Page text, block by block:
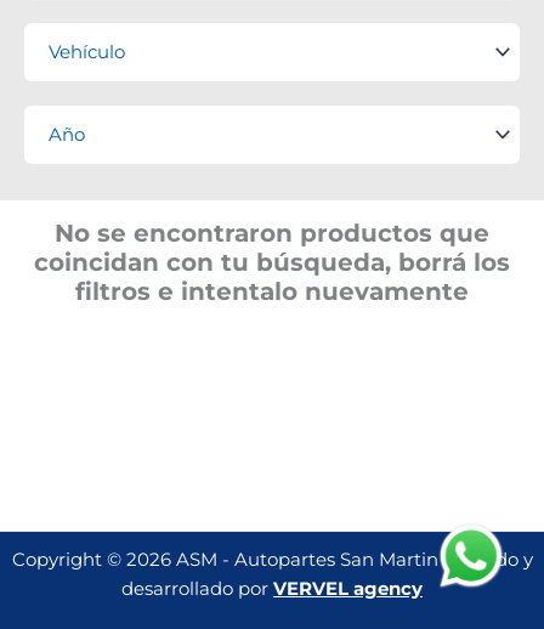
No se encontraron productos que
coincidan con tu búsqueda, borrá los
filtros e intentalo nuevamente
Copyright © 2026 ASM - Autopartes San Martin | Creado y
desarrollado por VERVEL agency